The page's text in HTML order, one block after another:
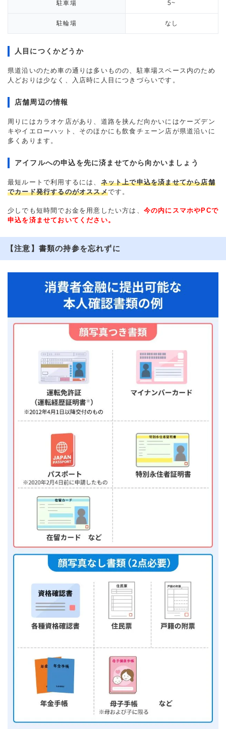
駐車場 5~
駐輪場 なし
人目につくかどうか
県道沿いのため車の通りは多いものの、駐車場スペース内のため
人どおりは少なく、入店時に人目につきづらいです。
店舗周辺の情報
周りにはカラオケ店があり、道路を挟んだ向かいにはケーズデン
キやイエローハット、そのほかにも飲食チェーン店が県道沿いに
多くあります。
アイフルへの申込を先に済ませてから向かいましょう
最短ルートで利用するには、 ネット上で申込を済ませてから店舗
でカード発行するのがオススメです。
少しでも短時間でお金を用意したい方は、 今の内にスマホやPCで
申込を済ませておいてください。
【注意】書類の持参を忘れずに